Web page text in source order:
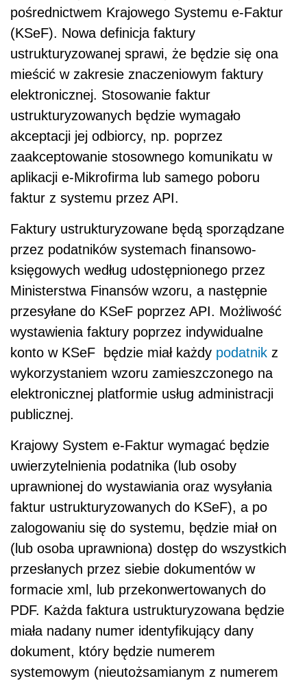
pośrednictwem Krajowego Systemu e-Faktur
(KSeF). Nowa definicja faktury
ustrukturyzowanej sprawi, że będzie się ona
mieścić w zakresie znaczeniowym faktury
elektronicznej. Stosowanie faktur
ustrukturyzowanych będzie wymagało
akceptacji jej odbiorcy, np. poprzez
zaakceptowanie stosownego komunikatu w
aplikacji e-Mikrofirma lub samego poboru
faktur z systemu przez API.
Faktury ustrukturyzowane będą sporządzane
przez podatników systemach finansowo-
księgowych według udostępnionego przez
Ministerstwa Finansów wzoru, a następnie
przesyłane do KSeF poprzez API. Możliwość
wystawienia faktury poprzez indywidualne
konto w KSeF będzie miał każdy podatnik z
wykorzystaniem wzoru zamieszczonego na
elektronicznej platformie usług administracji
publicznej.
Krajowy System e-Faktur wymagać będzie
uwierzytelnienia podatnika (lub osoby
uprawnionej do wystawiania oraz wysyłania
faktur ustrukturyzowanych do KSeF), a po
zalogowaniu się do systemu, będzie miał on
(lub osoba uprawniona) dostęp do wszystkich
przesłanych przez siebie dokumentów w
formacie xml, lub przekonwertowanych do
PDF. Każda faktura ustrukturyzowana będzie
miała nadany numer identyfikujący dany
dokument, który będzie numerem
systemowym (nieutożsamianym z numerem